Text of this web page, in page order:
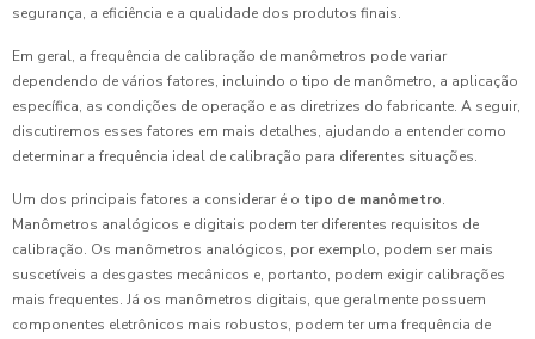
segurança, a eficiência e a qualidade dos produtos finais.
Em geral, a frequência de calibração de manômetros pode variar
dependendo de vários fatores, incluindo o tipo de manômetro, a aplicação
específica, as condições de operação e as diretrizes do fabricante. A seguir,
discutiremos esses fatores em mais detalhes, ajudando a entender como
determinar a frequência ideal de calibração para diferentes situações.
Um dos principais fatores a considerar é o tipo de manômetro.
Manômetros analógicos e digitais podem ter diferentes requisitos de
calibração. Os manômetros analógicos, por exemplo, podem ser mais
suscetíveis a desgastes mecânicos e, portanto, podem exigir calibrações
mais frequentes. Já os manômetros digitais, que geralmente possuem
componentes eletrônicos mais robustos, podem ter uma frequência de